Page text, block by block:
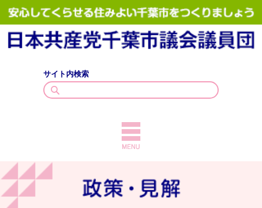
サイト内検索
TOPICS
議員紹介